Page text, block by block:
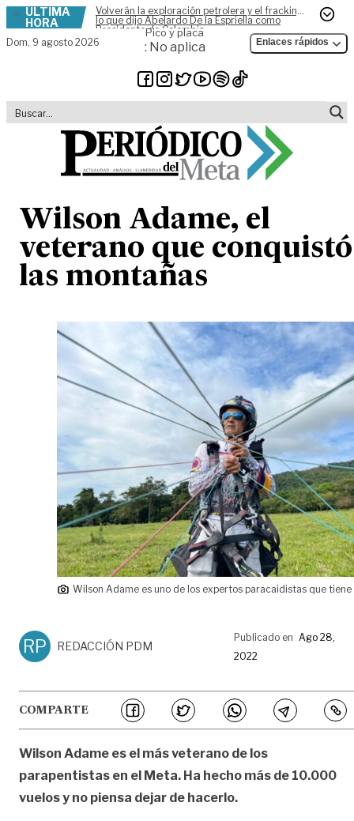
Skip to content
ÚLTIMA
HORA
Volverán la exploración petrolera y el fracking,
lo que dijo Abelardo De la Espriella como
Presidente de Colombia
Dom, 9 agosto 2026
Pico y placa
: No aplica Enlaces rápidos
Wilson Adame, el
veterano que conquistó
las montañas
Wilson Adame es uno de los expertos paracaidistas que tiene
RP REDACCIÓN PDM
Publicado en Ago 28,
2022
COMPARTE
Wilson Adame es el más veterano de los
parapentistas en el Meta. Ha hecho más de 10.000
vuelos y no piensa dejar de hacerlo.